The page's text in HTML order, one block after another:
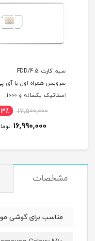
سیم کارت FDD/4.5
سرویس همراه اول با آی
استاتیک یکساله و 1000
گیگ اینترنت یکساله
17,500,000 3٪
16,990,000
مشخصات
مناسب برای گوشی